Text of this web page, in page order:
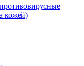
кожей)